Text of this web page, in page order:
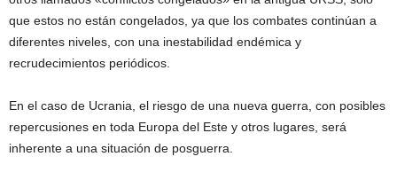
que estos no están congelados, ya que los combates continúan a
diferentes niveles, con una inestabilidad endémica y
recrudecimientos periódicos.
En el caso de Ucrania, el riesgo de una nueva guerra, con posibles
repercusiones en toda Europa del Este y otros lugares, será
inherente a una situación de posguerra.